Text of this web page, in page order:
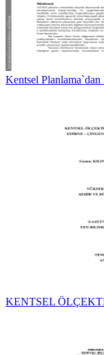
Kentsel Planlama`dan
KENTSEL